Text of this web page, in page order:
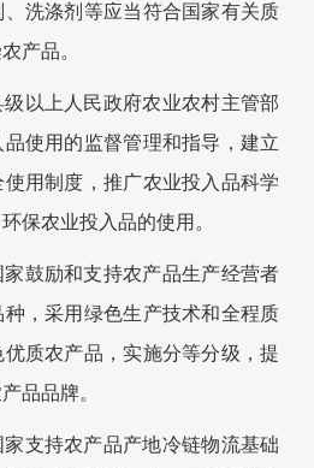
洗涤剂等应当符合国家有关质
产品。
上人民政府农业农村主管部
使用的监督管理和指导，建立
用制度，推广农业投入品科学
保农业投入品的使用。
励和支持农产品生产经营者
，采用绿色生产技术和全程质
质农产品，实施分等分级，提
品品牌。
持农产品产地冷链物流基础